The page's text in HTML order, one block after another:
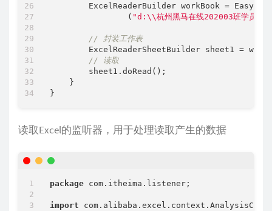
ExcelReaderBuilder workBook =
                (
"d:\\杭州黑马在线202003班学员
// 封装工作表
ExcelReaderSheetBuilder sheet1 =
// 读取
        sheet1.doRead();
    }
读取Excel的监听器，用于处理读取产生的数据
package com.itheima.listener;
import